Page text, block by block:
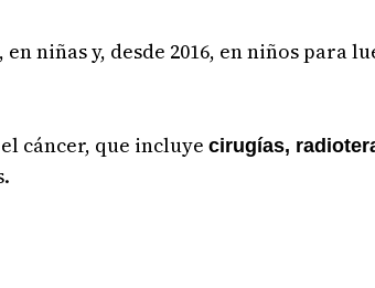
niñas y, desde 2016, en niños para
cáncer, que incluyecirugías,